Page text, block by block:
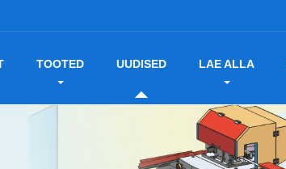
TOOTED UUDISED LAE ALLA